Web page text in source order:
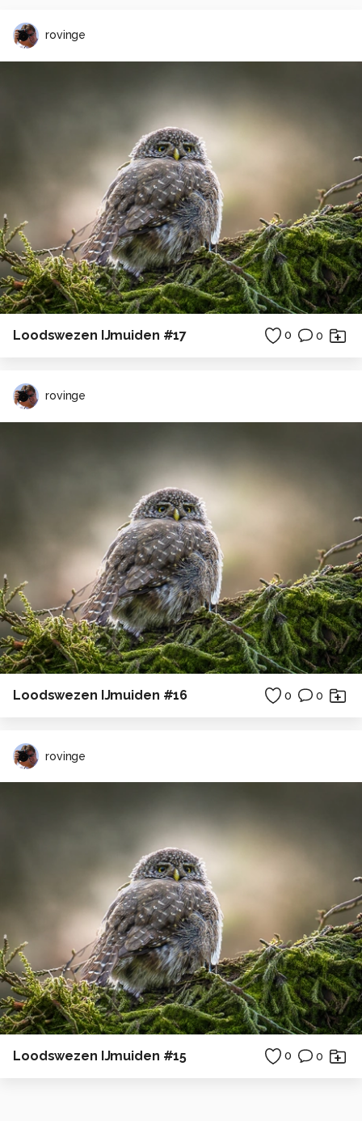
rovinge
Loodswezen IJmuiden #17 0 0
rovinge
Loodswezen IJmuiden #16 0 0
rovinge
Loodswezen IJmuiden #15 0 0